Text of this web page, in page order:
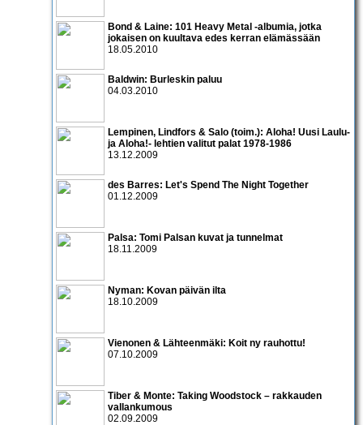
Bond & Laine: 101 Heavy Metal -albumia, jotka
jokaisen on kuultava edes kerran elämässään
18.05.2010
Baldwin: Burleskin paluu
04.03.2010
Lempinen, Lindfors & Salo (toim.): Aloha! Uusi Laulu-
ja Aloha!- lehtien valitut palat 1978-1986
13.12.2009
des Barres: Let's Spend The Night Together
01.12.2009
Palsa: Tomi Palsan kuvat ja tunnelmat
18.11.2009
Nyman: Kovan päivän ilta
18.10.2009
Vienonen & Lähteenmäki: Koit ny rauhottu!
07.10.2009
Tiber & Monte: Taking Woodstock – rakkauden
vallankumous
02.09.2009